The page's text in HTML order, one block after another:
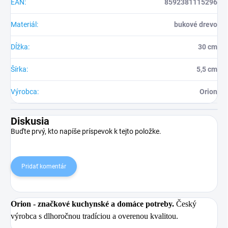
EAN: 8592381115296
Materiál : bukové drevo
Dĺžka: 30 cm
Šírka: 5,5 cm
Výrobca: Orion
Diskusia
Buďte prvý, kto napíše príspevok k tejto položke.
Pridať komentár
Orion - značkové kuchynské a domáce potreby. Český
výrobca s dlhoročnou tradíciou a overenou kvalitou.